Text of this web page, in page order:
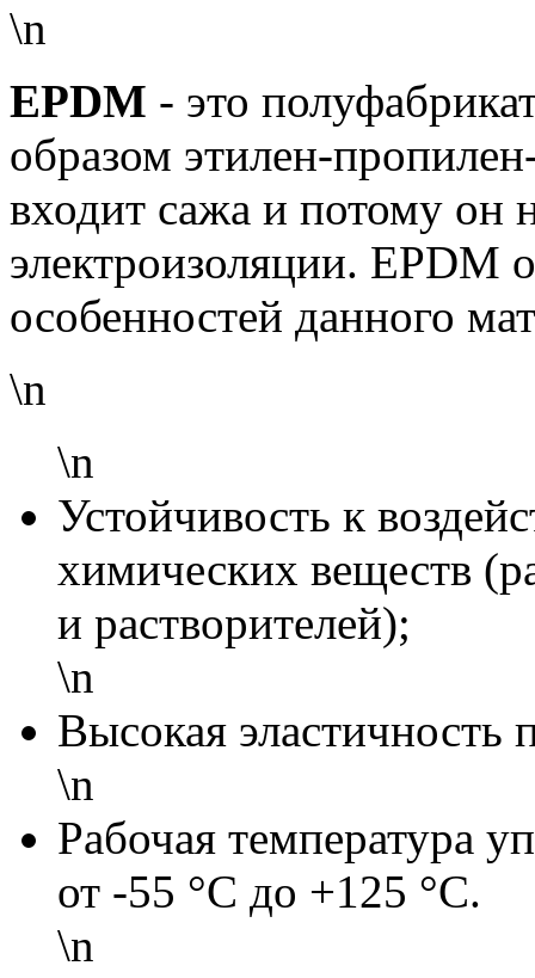
\n
EPDM - это
образом этилен-
входит сажа и потому он
электроизоляции. EPDM
особенностей данного
\n
\n
Устойчивость к
химических веществ
и растворителей);
\n
Высокая эластичность
\n
Рабочая температура
от -55 °С до +125 °С.
\n